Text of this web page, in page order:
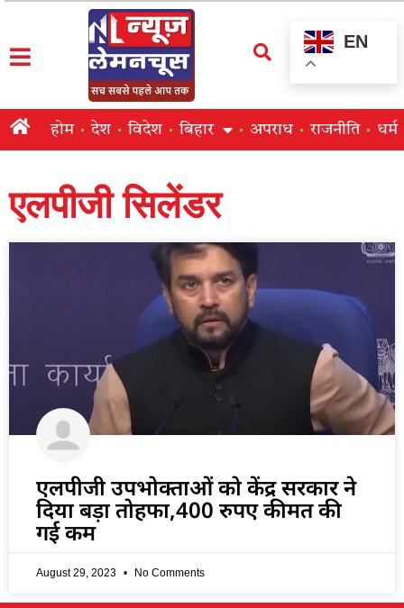
EN
होम देश विदेश बिहार अपराध राजनीति धर्म
एलपीजी सिलेंडर
एलपीजी उपभोक्ताओं को केंद्र सरकार ने
दिया बड़ा तोहफा,400 रुपए कीमत की
गई कम
August 29, 2023 No Comments